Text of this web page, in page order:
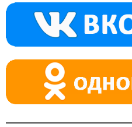
a
ss
ni
ki
m p
p